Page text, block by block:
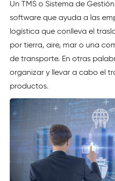
Un TMS o Sistema de
software que ayuda a las
logística que conlleva el
por tierra, aire, mar o una
de transporte. En otras
organizar y llevar a cabo el
productos.